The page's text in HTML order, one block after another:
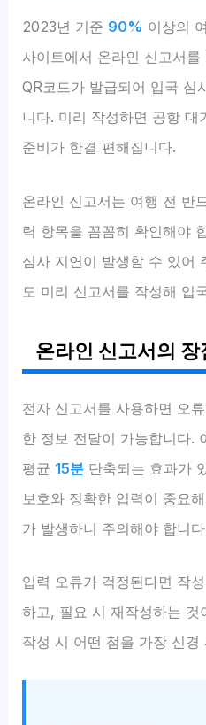
2023년 기준 90% 이상의
사이트에서 온라인 신고서
QR코드가 발급되어 입국 심
니다. 미리 작성하면 공항 대
준비가 한결 편해집니다.
온라인 신고서는 여행 전 반
력 항목을 꼼꼼히 확인해야
심사 지연이 발생할 수 있어
도 미리 신고서를 작성해 입
온라인 신고서의
전자 신고서를 사용하면 오
한 정보 전달이 가능합니다.
평균 15분 단축되는 효과가
보호와 정확한 입력이 중요
가 발생하니 주의해야 합니
입력 오류가 걱정된다면 작
하고, 필요 시 재작성하는 것
작성 시 어떤 점을 가장 신경